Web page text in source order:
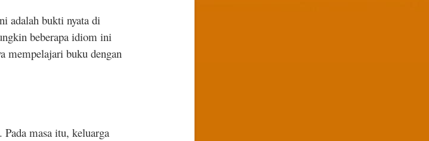
adalah bukti nyata di
beberapa idiom ini
mempelajari buku dengan
Pada masa itu, keluarga